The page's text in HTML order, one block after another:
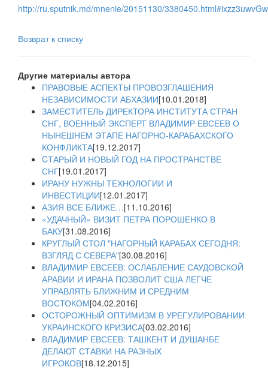
http://ru.sputnik.md/mnenie/20151130/
Возврат к списку
Другие материалы автора
ПРАВОВЫЕ АСПЕКТЫ ПРОВОЗГЛАШЕНИЯ
НЕЗАВИСИМОСТИ АБХАЗИИ[10.01.2018]
ЗАМЕСТИТЕЛЬ ДИРЕКТОРА ИНСТИТУТА СТРАН
СНГ, ВОЕННЫЙ ЭКСПЕРТ ВЛАДИМИР ЕВСЕЕВ О
НЫНЕШНЕМ ЭТАПЕ НАГОРНО-КАРАБАХСКОГО
КОНФЛИКТА[19.12.2017]
CТАРЫЙ И НОВЫЙ ГОД НА ПРОСТРАНСТВЕ
СНГ[19.01.2017]
ИРАНУ НУЖНЫ ТЕХНОЛОГИИ И
ИНВЕСТИЦИИ[12.01.2017]
АЗИЯ ВСЕ БЛИЖЕ…[11.10.2016]
«УДАЧНЫЙ» ВИЗИТ ПЕТРА ПОРОШЕНКО В
БАКУ[31.08.2016]
КРУГЛЫЙ СТОЛ "НАГОРНЫЙ КАРАБАХ СЕГОДНЯ:
ВЗГЛЯД С СЕВЕРА"[30.08.2016]
ВЛАДИМИР ЕВСЕЕВ: ОСЛАБЛЕНИЕ САУДОВСКОЙ
АРАВИИ И ИРАНА ПОЗВОЛИТ США ЛЕГЧЕ
УПРАВЛЯТЬ БЛИЖНИМ И СРЕДНИМ
ВОСТОКОМ[04.02.2016]
ОСТОРОЖНЫЙ ОПТИМИЗМ В УРЕГУЛИРОВАНИИ
УКРАИНСКОГО КРИЗИСА[03.02.2016]
ВЛАДИМИР ЕВСЕЕВ: ТАШКЕНТ И ДУШАНБЕ
ДЕЛАЮТ СТАВКИ НА РАЗНЫХ
ИГРОКОВ[18.12.2015]